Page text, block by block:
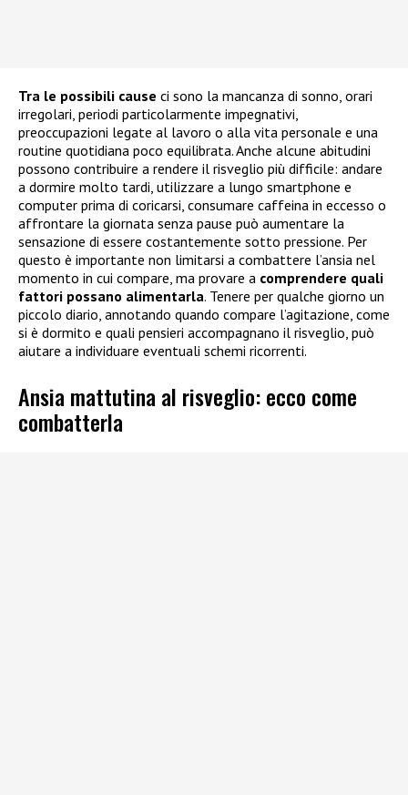
Tra le possibili cause ci sono la mancanza di sonno, orari
irregolari, periodi particolarmente impegnativi,
preoccupazioni legate al lavoro o alla vita personale e una
routine quotidiana poco equilibrata. Anche alcune abitudini
possono contribuire a rendere il risveglio più difficile: andare
a dormire molto tardi, utilizzare a lungo smartphone e
computer prima di coricarsi, consumare caffeina in eccesso o
affrontare la giornata senza pause può aumentare la
sensazione di essere costantemente sotto pressione. Per
questo è importante non limitarsi a combattere l’ansia nel
momento in cui compare, ma provare a comprendere quali
fattori possano alimentarla. Tenere per qualche giorno un
piccolo diario, annotando quando compare l’agitazione, come
si è dormito e quali pensieri accompagnano il risveglio, può
aiutare a individuare eventuali schemi ricorrenti.
Ansia mattutina al risveglio: ecco come
combatterla